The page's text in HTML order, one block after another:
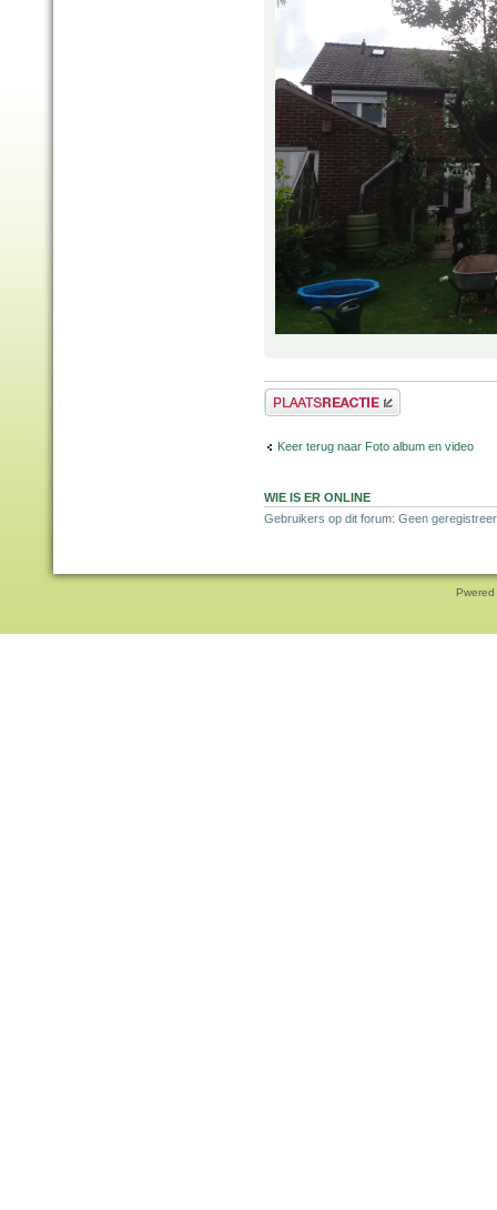
Plaats een reactie
Keer terug naar Foto album en video
WIE IS ER ONLINE
Gebruikers op dit forum: Geen